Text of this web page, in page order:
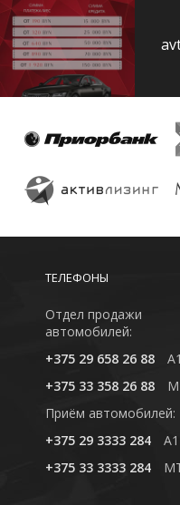
ТЕЛЕФОНЫ
Отдел продажи
автомобилей:
+375 29 658 26 88
A1
+375 33 358 26 88
Приём автомобилей:
+375 29 3333 284
A1
+375 33 3333 284